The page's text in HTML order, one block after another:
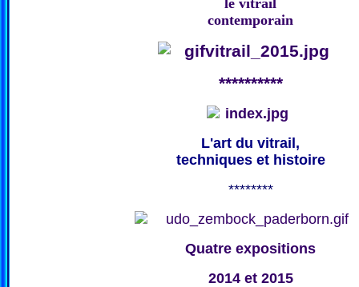
le vitrail
contemporain
**********
L'art du vitrail,
techniques et histoire
********
Quatre expositions
2014 et 2015